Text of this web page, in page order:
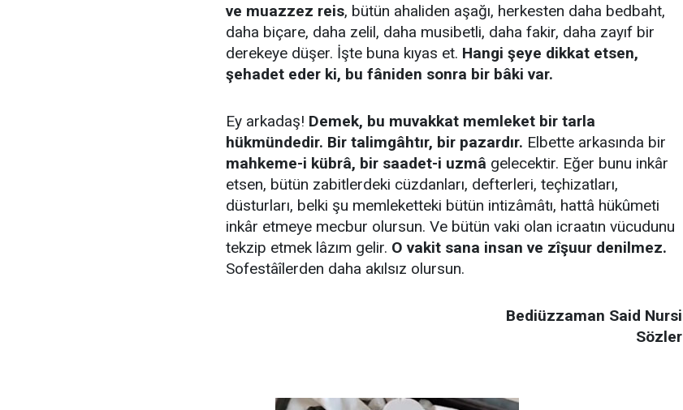
ve muazzez reis, bütün ahaliden aşağı, herkesten daha bedbaht,
daha biçare, daha zelil, daha musibetli, daha fakir, daha zayıf bir
derekeye düşer. İşte buna kıyas et. Hangi şeye dikkat etsen,
şehadet eder ki, bu fâniden sonra bir bâki var.
Ey arkadaş! Demek, bu muvakkat memleket bir tarla
hükmündedir. Bir talimgâhtır, bir pazardır. Elbette arkasında bir
mahkeme-i kübrâ, bir saadet-i uzmâ gelecektir. Eğer bunu inkâr
etsen, bütün zabitlerdeki cüzdanları, defterleri, teçhizatları,
düsturları, belki şu memleketteki bütün intizâmâtı, hattâ hükûmeti
inkâr etmeye mecbur olursun. Ve bütün vaki olan icraatın vücudunu
tekzip etmek lâzım gelir. O vakit sana insan ve zîşuur denilmez.
Sofestâîlerden daha akılsız olursun.
Bediüzzaman Said Nursi
Sözler